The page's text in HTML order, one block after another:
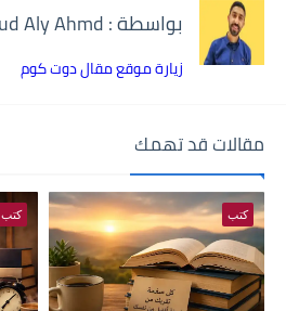
بواسطة : Mahmoud Aly Ahmd
زيارة موقع مقال دوت كوم
مقالات قد تهمك
كتب كتب